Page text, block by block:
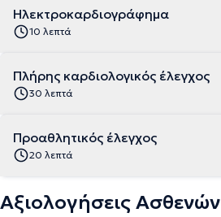
Ηλεκτροκαρδιογράφημα
10 λεπτά
Πλήρης καρδιολογικός έλεγχος
30 λεπτά
Προαθλητικός έλεγχος
20 λεπτά
Αξιολογήσεις Ασθενών